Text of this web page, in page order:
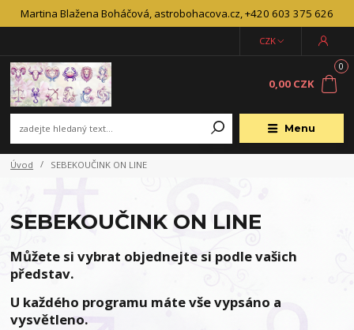
Martina Blažena Boháčová, astrobohacova.cz, +420 603 375 626
Menu
CZK
0
0,00 CZK
Úvod SEBEKOUČINK ON LINE
SEBEKOUČINK ON LINE
Můžete si vybrat objednejte si podle vašich
představ.
U každého programu máte vše vypsáno a
vysvětleno.